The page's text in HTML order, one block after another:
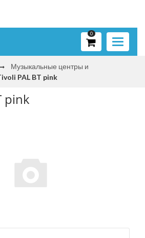
Toggle
0
Музыкальные центры и
PAL BT pink
pink